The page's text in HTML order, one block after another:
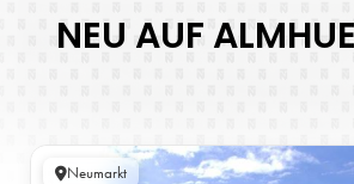
NEU AUF
Neumarkt